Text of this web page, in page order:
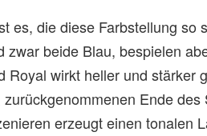
es, die diese Farbstellung so
zwar beide Blau, bespielen
Royal wirkt heller und stärker
Ende
erzeugt einen tonalen